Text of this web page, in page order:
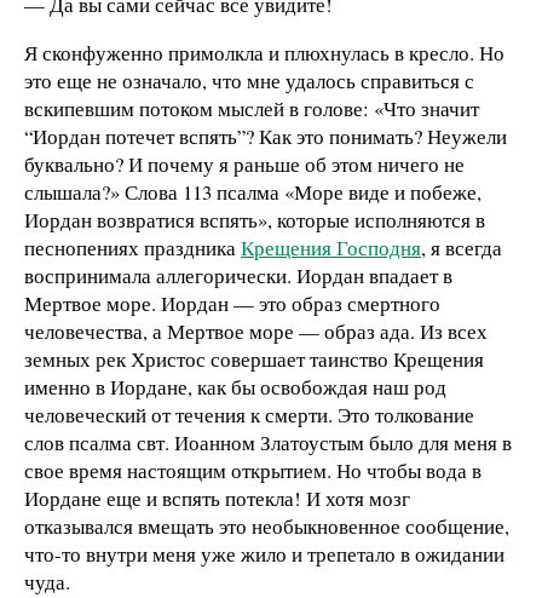
Я сконфуженно примолкла и плюхнулась в кресло. Но
это еще не означало, что мне удалось справиться с
вскипевшим потоком мыслей в голове: «Что значит
“Иордан потечет вспять”? Как это понимать? Неужели
буквально? И почему я раньше об этом ничего не
слышала?» Слова 113 псалма «Море виде и побеже,
Иордан возвратися вспять», которые исполняются в
песнопениях праздникаКрещения Господня, я всегда
воспринимала аллегорически. Иордан впадает в
Мертвое море. Иордан — это образ смертного
человечества, а Мертвое море — образ ада. Из всех
земных рек Христос совершает таинство Крещения
именно в Иордане, как бы освобождая наш род
человеческий от течения к смерти. Это толкование
слов псалма свт. Иоанном Златоустым было для меня в
свое время настоящим открытием. Но чтобы вода в
Иордане еще и вспять потекла! И хотя мозг
отказывался вмещать это необыкновенное сообщение,
что-то внутри меня уже жило и трепетало в ожидании
чуда.